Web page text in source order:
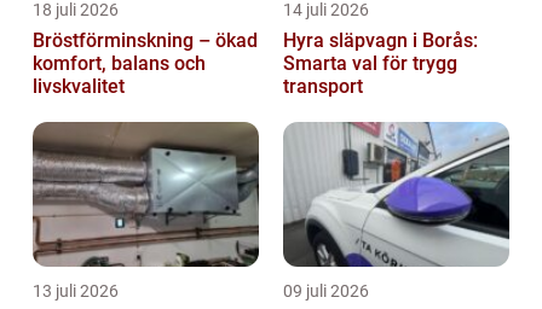
18 juli 2026
Bröstförminskning – ökad
komfort, balans och
livskvalitet
14 juli 2026
Hyra släpvagn i Borås:
Smarta val för trygg
transport
13 juli 2026 09 juli 2026